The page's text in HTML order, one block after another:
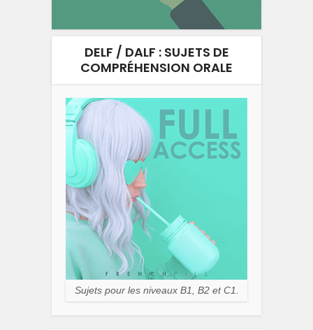
DELF / DALF : SUJETS DE
COMPRÉHENSION ORALE
Sujets pour les niveaux B1, B2 et C1.